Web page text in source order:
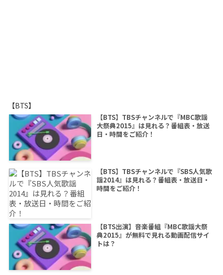
【BTS】
【BTS】TBSチャンネルで『MBC歌謡
大祭典2015』は見れる？番組表・放送
日・時間をご紹介！
【BTS】TBSチャンネルで『SBS人気歌
謡2014』は見れる？番組表・放送日・
時間をご紹介！
【BTS出演】音楽番組『MBC歌謡大祭
典2015』が無料で見れる動画配信サイ
トは？